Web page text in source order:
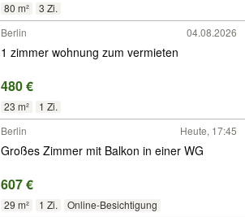
80 m²
3 Zi.
Berlin
04.08.2026
1 zimmer wohnung zum vermieten
480 €
23 m²
1 Zi.
Berlin
Heute, 17:45
Großes Zimmer mit Balkon in einer WG
607 €
29 m² 1 Zi.
Online-Besichtigung